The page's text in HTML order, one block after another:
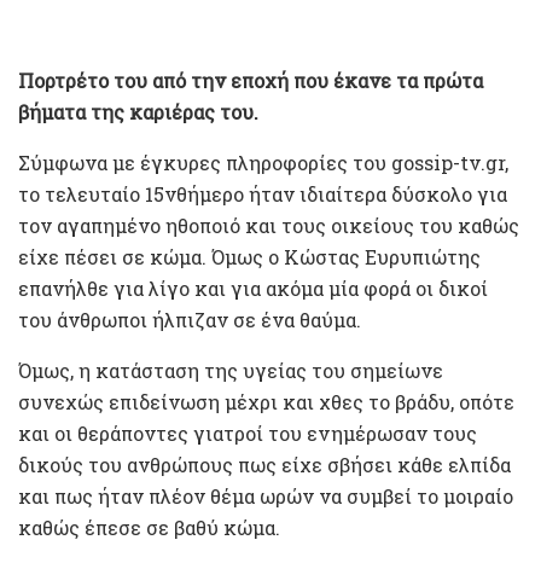
Πορτρέτο του από την εποχή που έκανε τα πρώτα
βήματα της καριέρας του.
Σύμφωνα με έγκυρες πληροφορίες του gossip-tv.gr,
το τελευταίο 15νθήμερο ήταν ιδιαίτερα δύσκολο για
τον αγαπημένο ηθοποιό και τους οικείους του καθώς
είχε πέσει σε κώμα. Όμως ο Κώστας Ευρυπιώτης
επανήλθε για λίγο και για ακόμα μία φορά οι δικοί
του άνθρωποι ήλπιζαν σε ένα θαύμα.
Όμως, η κατάσταση της υγείας του σημείωνε
συνεχώς επιδείνωση μέχρι και χθες το βράδυ, οπότε
και οι θεράποντες γιατροί του ενημέρωσαν τους
δικούς του ανθρώπους πως είχε σβήσει κάθε ελπίδα
και πως ήταν πλέον θέμα ωρών να συμβεί το μοιραίο
καθώς έπεσε σε βαθύ κώμα.